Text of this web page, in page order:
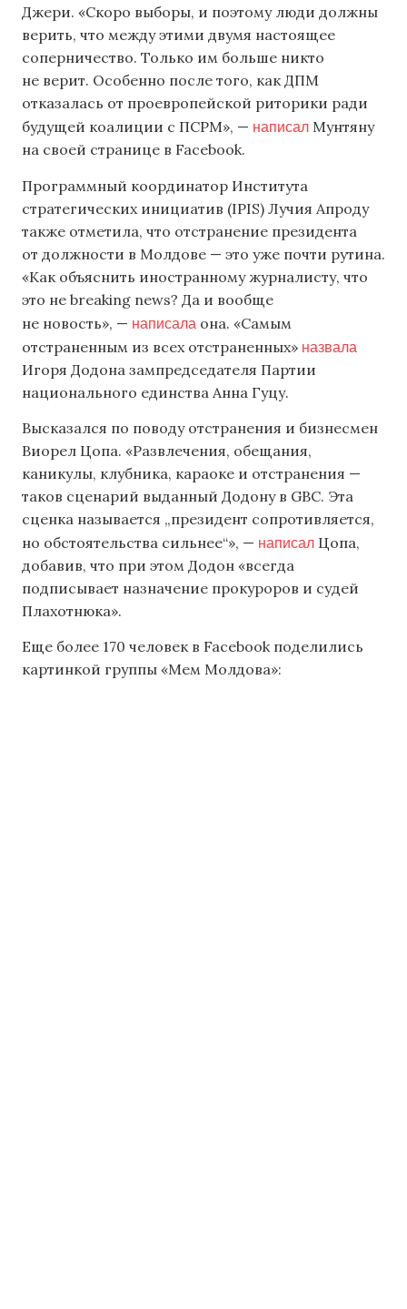
Джери. «Скоро выборы, и поэтому люди должны
верить, что между этими двумя настоящее
соперничество. Только им больше никто
не верит. Особенно после того, как ДПМ
отказалась от проевропейской риторики ради
будущей коалиции с ПСРМ», — написал Мунтяну
на своей странице в Facebook.
Программный координатор Института
стратегических инициатив (IPIS) Лучия Апроду
также отметила, что отстранение президента
от должности в Молдове — это уже почти рутина.
«Как объяснить иностранному журналисту, что
это не breaking news? Да и вообще
не новость», — написала она. «Самым
отстраненным из всех отстраненных» назвала
Игоря Додона зампредседателя Партии
национального единства Анна Гуцу.
Высказался по поводу отстранения и бизнесмен
Виорел Цопа. «Развлечения, обещания,
каникулы, клубника, караоке и отстранения —
таков сценарий выданный Додону в GBC. Эта
сценка называется „президент сопротивляется,
но обстоятельства сильнее“», — написал Цопа,
добавив, что при этом Додон «всегда
подписывает назначение прокуроров и судей
Плахотнюка».
Еще более 170 человек в Facebook поделились
картинкой группы «Мем Молдова»: